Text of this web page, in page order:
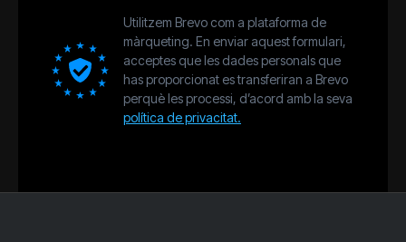
Utilitzem Brevo com a plataforma de
màrqueting. En enviar aquest formulari,
acceptes que les dades personals que
has proporcionat es transferiran a Brevo
perquè les processi, d’acord amb la seva
política de privacitat.